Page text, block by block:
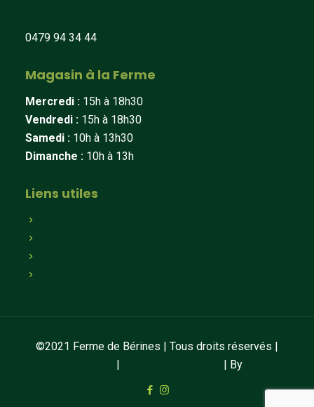
0479 94 34 44
Magasin à la Ferme
Mercredi : 15h à 18h30
Vendredi : 15h à 18h30
Samedi : 10h à 13h30
Dimanche : 10h à 13h
Liens utiles
©2021 Ferme de Bérines | Tous droits réservés |
| | By